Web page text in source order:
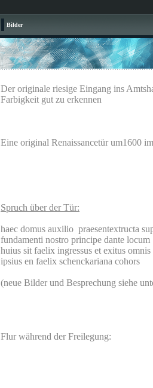
Bilder
Der originale riesige Eingang ins
Farbigkeit gut zu erkennen
Eine original Renaissancetür um1600
Spruch über der Tür:
haec domus auxilio praesentextructa
fundamenti nostro principe dante locum
huius sit faelix ingressus et exitus omnis
ipsius en faelix schenckariana cohors
(neue Bilder und Besprechung siehe
Flur während der Freilegung: